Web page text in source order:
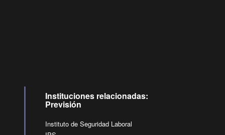
Instituciones relacionadas:
Previsión
Instituto de Seguridad Laboral